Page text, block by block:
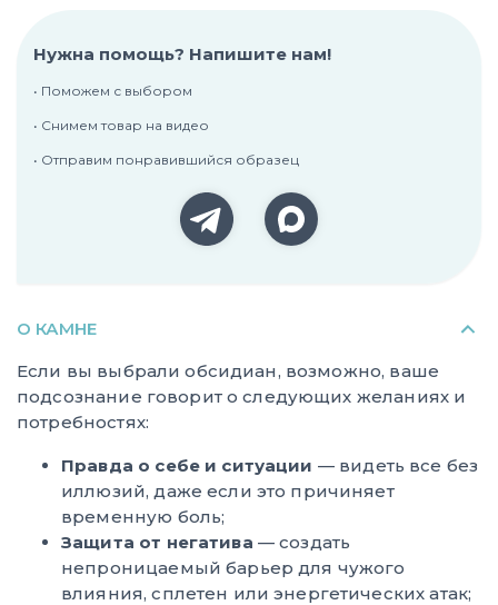
Нужна помощь? Напишите нам!
• Поможем с выбором
• Снимем товар на видео
• Отправим понравившийся образец
О КАМНЕ
Если вы выбрали обсидиан, возможно, ваше
подсознание говорит о следующих желаниях и
потребностях:
Правда о себе и ситуации — видеть все без
иллюзий, даже если это причиняет
временную боль;
Защита от негатива — создать
непроницаемый барьер для чужого
влияния, сплетен или энергетических атак;